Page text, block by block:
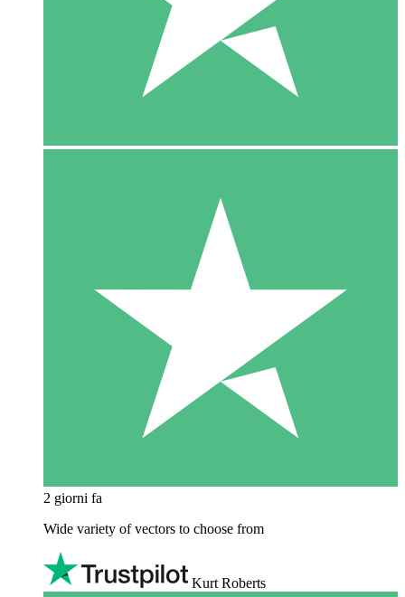
2 giorni fa
Wide variety of vectors to choose from
Kurt Roberts